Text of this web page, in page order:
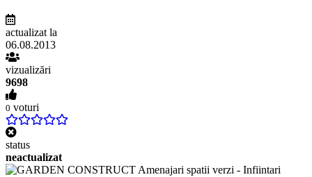
actualizat la
06.08.2013
vizualizări
9698
0 voturi
status
neactualizat